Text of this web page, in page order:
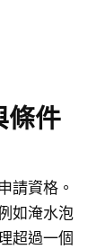
條件
請資格。
如淹水泡
超過一個